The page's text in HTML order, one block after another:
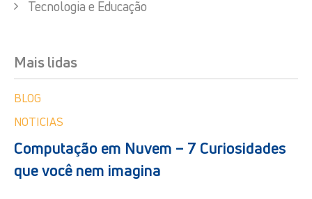
Tecnologia e Educação
Mais lidas
BLOG
NOTICIAS
Computação em Nuvem – 7 Curiosidades
que você nem imagina